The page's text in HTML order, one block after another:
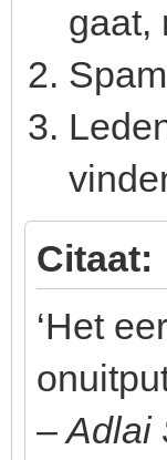
gaat,
Citaat:
‘Het
– Adlai